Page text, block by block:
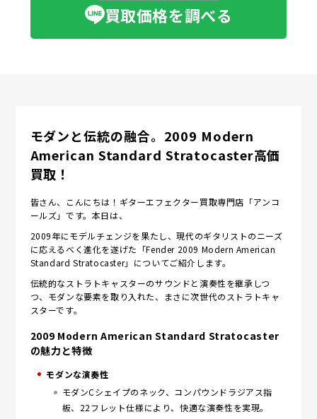
買取価格を調べる
モダンと伝統の融合。2009 Modern
American Standard Stratocaster高価
買取！
皆さん、こんにちは！ギターエフェクター買取専門店「アンコ
ールズ」です。本日は、
2009年にモデルチェンジを果たし、現代のギタリストのニーズ
に応えるべく進化を遂げた「Fender 2009 Modern American
Standard Stratocaster」についてご紹介します。
伝統的なストラトキャスターのサウンドと演奏性を継承しつ
つ、モダンな要素を取り入れた、まさに次世代のストラトキャ
スターです。
2009 Modern American Standard Stratocaster
の魅力と特徴
モダンな演奏性
モダンCシェイプのネック、コンパウンドラジアス指
板、22フレット仕様により、快適な演奏性を実現。